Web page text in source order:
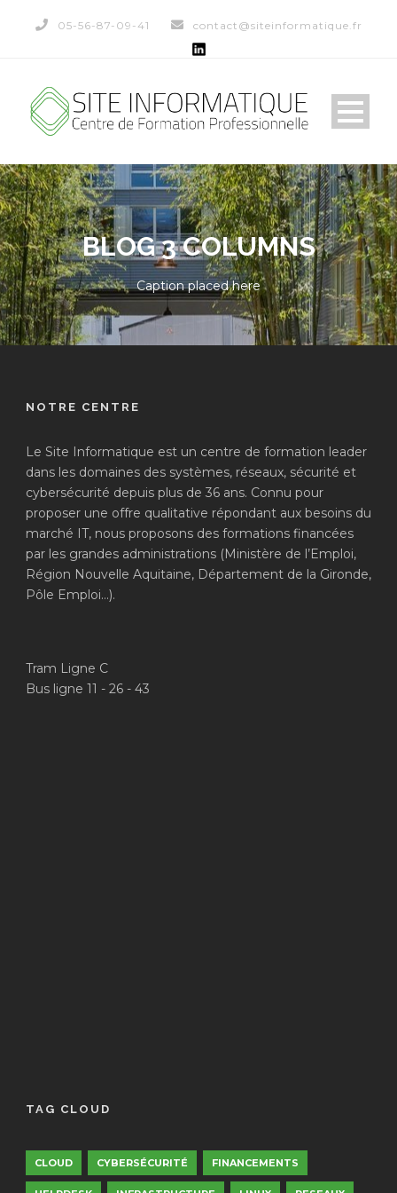
05-56-87-09-41 contact@siteinformatique.fr
BLOG 3 COLUMNS
Caption placed here
NOTRE CENTRE
Le Site Informatique est un centre de formation leader
dans les domaines des systèmes, réseaux, sécurité et
cybersécurité depuis plus de 36 ans. Connu pour
proposer une offre qualitative répondant aux besoins du
marché IT, nous proposons des formations financées
par les grandes administrations (Ministère de l’Emploi,
Région Nouvelle Aquitaine, Département de la Gironde,
Pôle Emploi…).
Tram Ligne C
Bus ligne 11 - 26 - 43
TAG CLOUD
CLOUD CYBERSÉCURITÉ FINANCEMENTS